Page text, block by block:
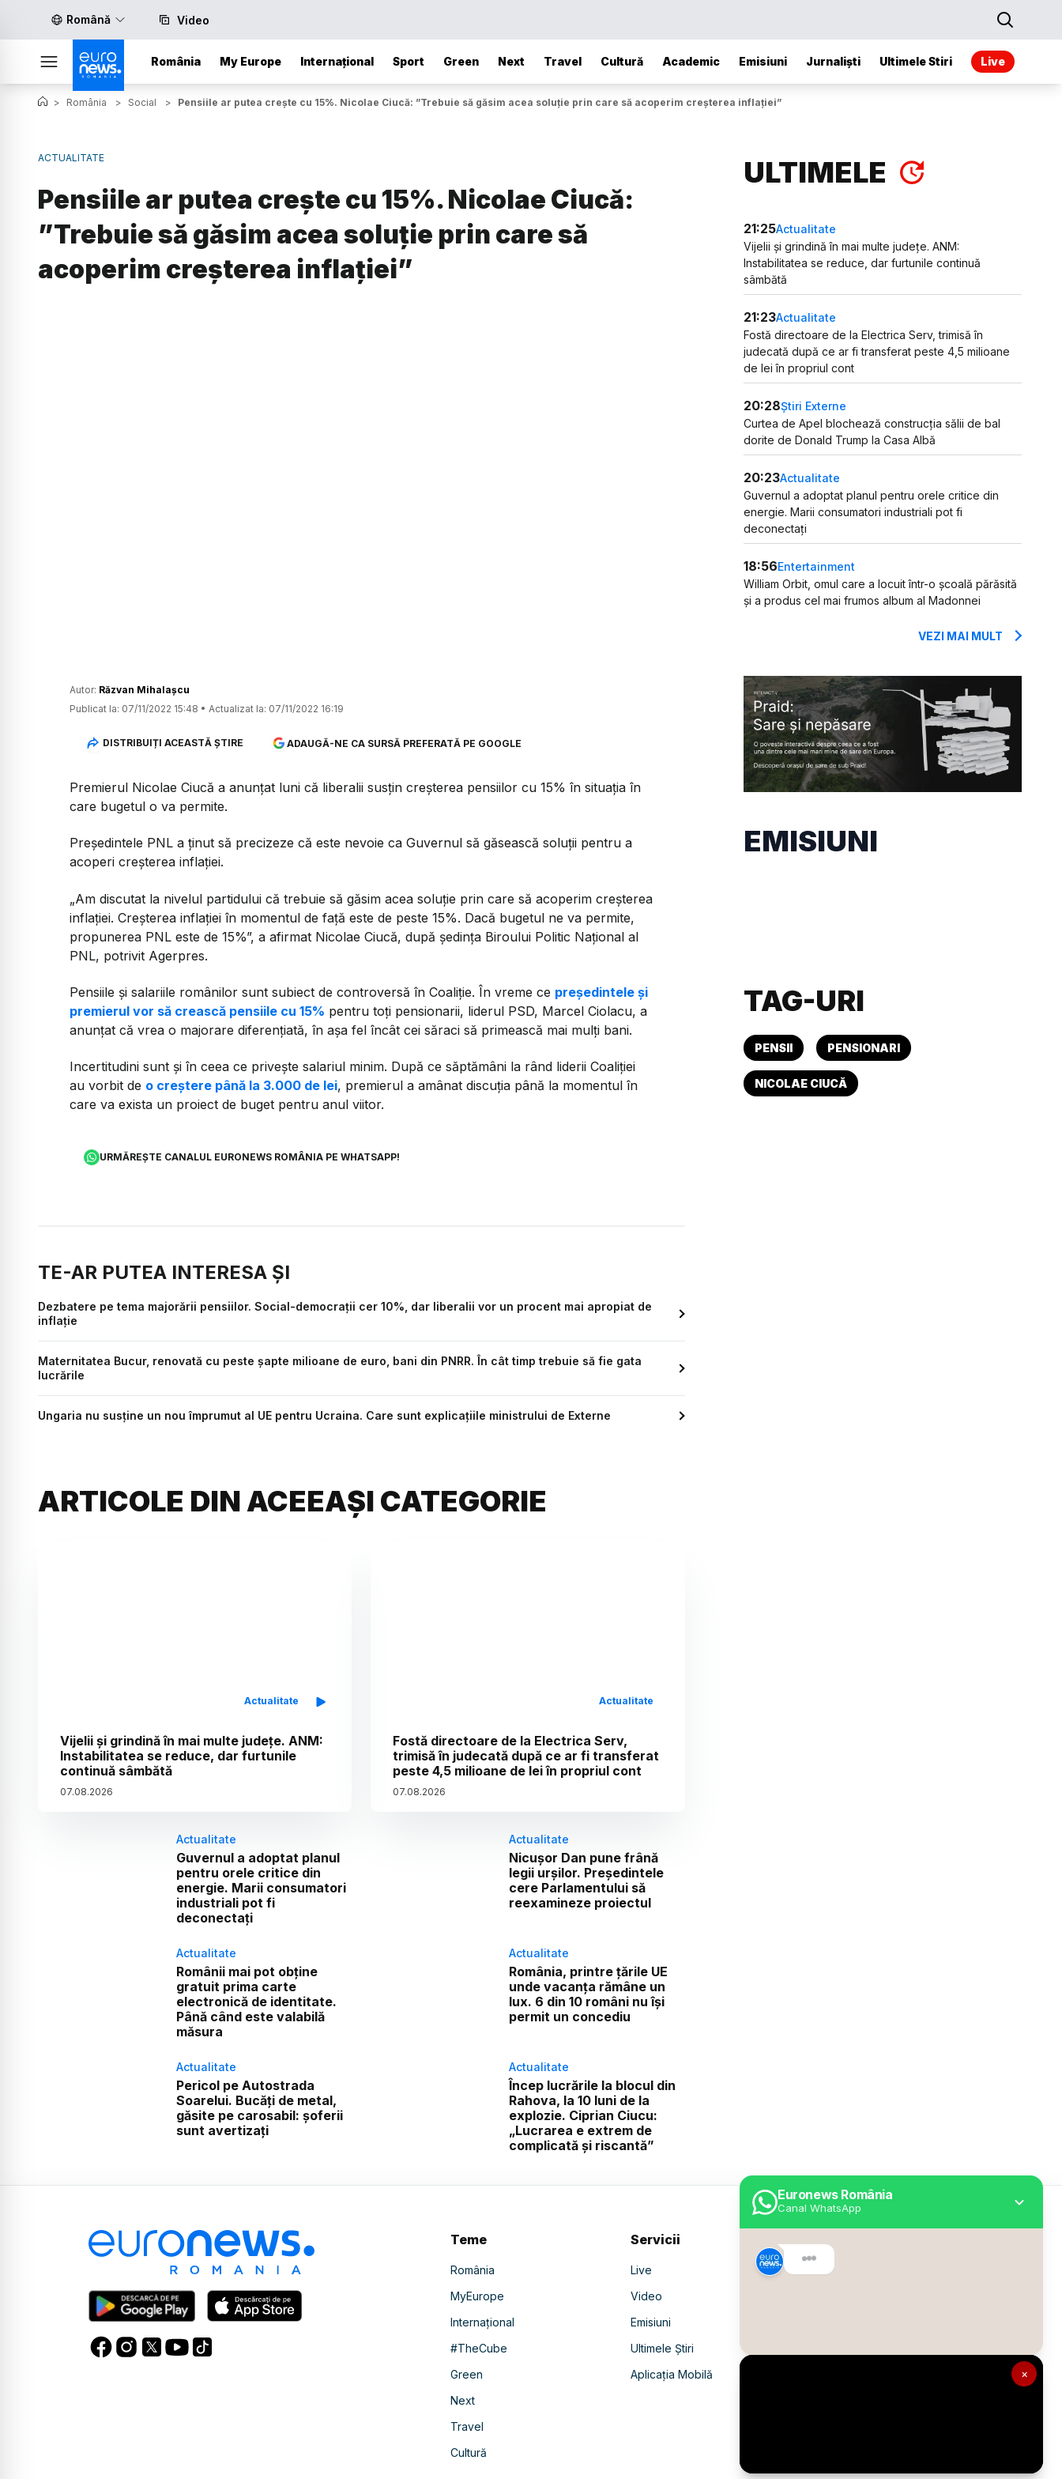
Română Video
România My Europe Internațional Sport Green Next Travel Cultură Academic Emisiuni Jurnaliști Ultimele Stiri Live
×
Euronews România
Canal WhatsApp
> România > Social > Pensiile ar putea crește cu 15%. Nicolae Ciucă: ”Trebuie să găsim acea soluţie prin care să acoperim creşterea inflaţiei”
ACTUALITATE
Pensiile ar putea crește cu 15%. Nicolae Ciucă:
”Trebuie să găsim acea soluţie prin care să
acoperim creşterea inflaţiei”
Autor: Răzvan Mihalașcu
Publicat la: 07/11/2022 15:48 • Actualizat la: 07/11/2022 16:19
DISTRIBUIȚI ACEASTĂ ȘTIRE ADAUGĂ-NE CA SURSĂ PREFERATĂ PE GOOGLE
Premierul Nicolae Ciucă a anunțat luni că liberalii susțin creșterea pensiilor cu 15% în situația în
care bugetul o va permite.
Președintele PNL a ținut să precizeze că este nevoie ca Guvernul să găsească soluții pentru a
acoperi creșterea inflației.
„Am discutat la nivelul partidului că trebuie să găsim acea soluţie prin care să acoperim creşterea
inflaţiei. Creşterea inflaţiei în momentul de faţă este de peste 15%. Dacă bugetul ne va permite,
propunerea PNL este de 15%”, a afirmat Nicolae Ciucă, după şedinţa Biroului Politic Naţional al
PNL, potrivit Agerpres.
Pensiile și salariile românilor sunt subiect de controversă în Coaliție. În vreme ce președintele și
premierul vor să crească pensiile cu 15% pentru toți pensionarii, liderul PSD, Marcel Ciolacu, a
anunțat că vrea o majorare diferențiată, în așa fel încât cei săraci să primească mai mulți bani.
Incertitudini sunt și în ceea ce privește salariul minim. După ce săptămâni la rând liderii Coaliției
au vorbit de o creștere până la 3.000 de lei, premierul a amânat discuția până la momentul în
care va exista un proiect de buget pentru anul viitor.
URMĂREȘTE CANALUL EURONEWS ROMÂNIA PE WHATSAPP!
TE-AR PUTEA INTERESA ȘI
Dezbatere pe tema majorării pensiilor. Social-democrații cer 10%, dar liberalii vor un procent mai apropiat de
inflație
Maternitatea Bucur, renovată cu peste șapte milioane de euro, bani din PNRR. În cât timp trebuie să fie gata
lucrările
Ungaria nu susține un nou împrumut al UE pentru Ucraina. Care sunt explicațiile ministrului de Externe
ARTICOLE DIN ACEEAȘI CATEGORIE
Actualitate
Vijelii și grindină în mai multe județe. ANM:
Instabilitatea se reduce, dar furtunile
continuă sâmbătă
07.08.2026
Actualitate
Fostă directoare de la Electrica Serv,
trimisă în judecată după ce ar fi transferat
peste 4,5 milioane de lei în propriul cont
07.08.2026
Actualitate
Guvernul a adoptat planul
pentru orele critice din
energie. Marii consumatori
industriali pot fi
deconectați
Actualitate
Nicușor Dan pune frână
legii urșilor. Președintele
cere Parlamentului să
reexamineze proiectul
Actualitate
Românii mai pot obține
gratuit prima carte
electronică de identitate.
Până când este valabilă
măsura
Actualitate
România, printre țările UE
unde vacanța rămâne un
lux. 6 din 10 români nu își
permit un concediu
Actualitate
Pericol pe Autostrada
Soarelui. Bucăți de metal,
găsite pe carosabil: șoferii
sunt avertizați
Actualitate
Încep lucrările la blocul din
Rahova, la 10 luni de la
explozie. Ciprian Ciucu:
„Lucrarea e extrem de
complicată și riscantă”
ULTIMELE
21:25Actualitate
Vijelii și grindină în mai multe județe. ANM:
Instabilitatea se reduce, dar furtunile continuă
sâmbătă
21:23Actualitate
Fostă directoare de la Electrica Serv, trimisă în
judecată după ce ar fi transferat peste 4,5 milioane
de lei în propriul cont
20:28Știri Externe
Curtea de Apel blochează construcția sălii de bal
dorite de Donald Trump la Casa Albă
20:23Actualitate
Guvernul a adoptat planul pentru orele critice din
energie. Marii consumatori industriali pot fi
deconectați
18:56Entertainment
William Orbit, omul care a locuit într-o școală părăsită
și a produs cel mai frumos album al Madonnei
VEZI MAI MULT
EMISIUNI
TAG-URI
PENSII PENSIONARI
NICOLAE CIUCĂ
Teme
România
MyEurope
Internațional
#TheCube
Green
Next
Travel
Cultură
Servicii
Live
Video
Emisiuni
Ultimele Știri
Aplicația Mobilă
Despre Euronews